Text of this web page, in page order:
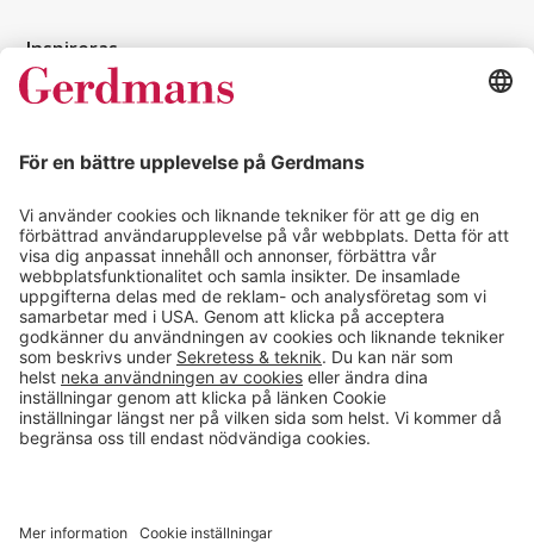
Inspireras
Kundcase
Läsvärt
Kontakt
info@gerdmans.se
0433-740 80
Kundservice öppettider
Vardagar 07.30-17.00
© 2026 Gerdmans Inredningar AB Alla priser är exklusive moms.